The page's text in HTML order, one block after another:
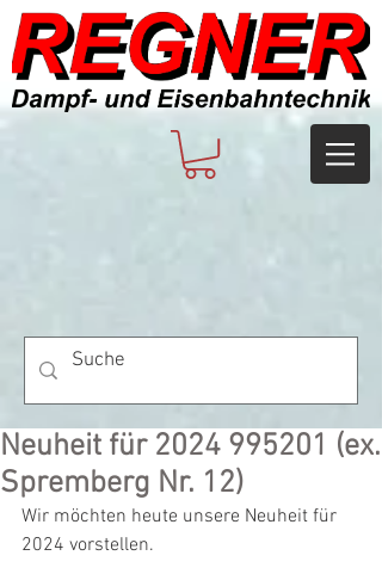
Neuheit für 2024 995201 (ex.
Spremberg Nr. 12)
Wir möchten heute unsere Neuheit für
2024 vorstellen.